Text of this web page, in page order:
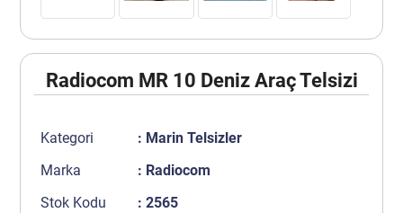
Radiocom MR 10 Deniz Araç Telsizi
Kategori : Marin Telsizler
Marka
: Radiocom
Stok Kodu
: 2565